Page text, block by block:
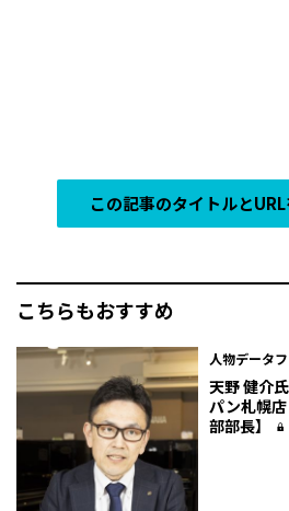
この記事のタイトルと
こちらもおすすめ
人物データ
天野 健介
パン札幌
部部長】